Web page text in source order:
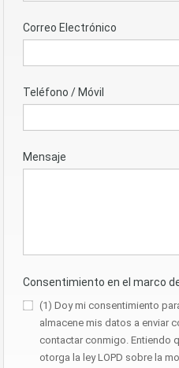
Correo Electrónico
Teléfono / Móvil
Mensaje
Consentimiento en el marco
(1) Doy mi consentimiento
almacene mis datos a enviar
contactar conmigo. Entiendo
otorga la ley LOPD sobre la